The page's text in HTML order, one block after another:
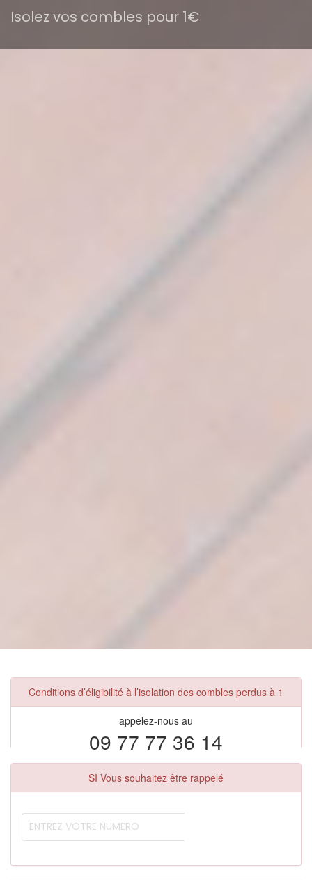
Isolez vos combles pour 1€
Conditions d’éligibilité à l’isolation des combles perdus à 1
appelez-nous au
09 77 77 36 14
SI Vous souhaitez être rappelé